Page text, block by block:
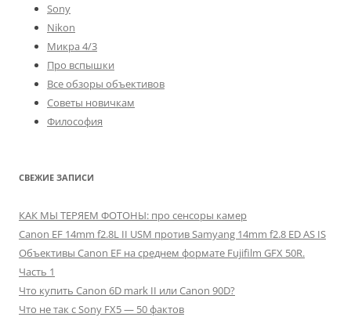
Sony
Nikon
Микра 4/3
Про вспышки
Все обзоры объективов
Советы новичкам
Философия
СВЕЖИЕ ЗАПИСИ
КАК МЫ ТЕРЯЕМ ФОТОНЫ: про сенсоры камер
Canon EF 14mm f2.8L II USM против Samyang 14mm f2.8 ED AS IS
Объективы Canon EF на среднем формате Fujifilm GFX 50R.
Часть 1
Что купить Canon 6D mark II или Canon 90D?
Что не так с Sony FX5 — 50 фактов